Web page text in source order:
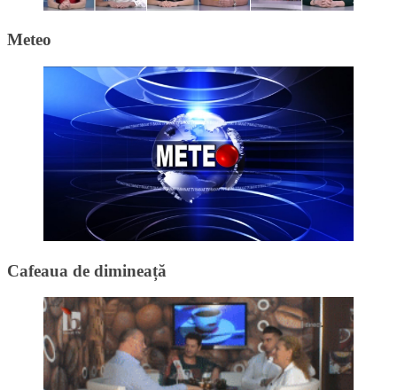
Meteo
Cafeaua de dimineață